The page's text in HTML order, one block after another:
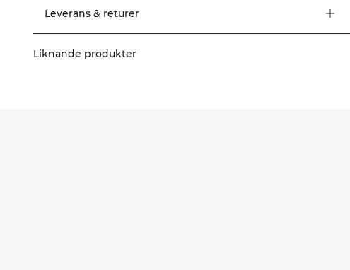
Leverans & returer
Liknande produkter